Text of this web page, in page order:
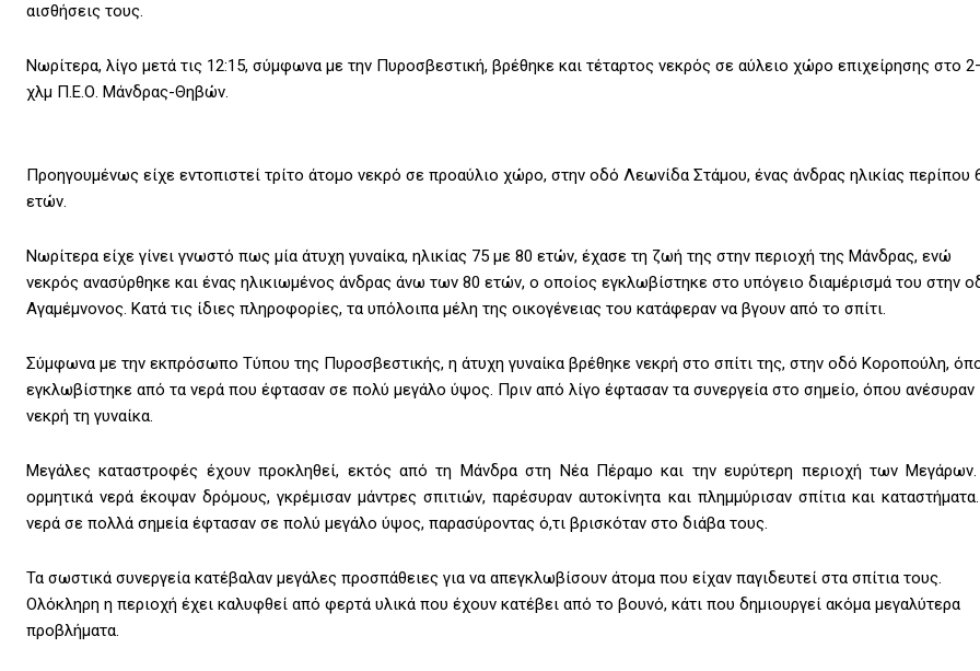
αισθήσεις τους.
Νωρίτερα, λίγο μετά τις 12:15, σύμφωνα με την Πυροσβεστική, βρέθηκε και τέταρτος νεκρός σε αύλειο χώρο επιχείρησης στο
χλμ Π.Ε.Ο. Μάνδρας-Θηβών.
Προηγουμένως είχε εντοπιστεί τρίτο άτομο νεκρό σε προαύλιο χώρο, στην οδό Λεωνίδα Στάμου, ένας άνδρας ηλικίας περίπου
ετών.
Νωρίτερα είχε γίνει γνωστό πως μία άτυχη γυναίκα, ηλικίας 75 με 80 ετών, έχασε τη ζωή της στην περιοχή της Μάνδρας, ενώ
νεκρός ανασύρθηκε και ένας ηλικιωμένος άνδρας άνω των 80 ετών, ο οποίος εγκλωβίστηκε στο υπόγειο διαμέρισμά του στην
Αγαμέμνονος. Κατά τις ίδιες πληροφορίες, τα υπόλοιπα μέλη της οικογένειας του κατάφεραν να βγουν από το σπίτι.
Σύμφωνα με την εκπρόσωπο Τύπου της Πυροσβεστικής, η άτυχη γυναίκα βρέθηκε νεκρή στο σπίτι της, στην οδό Κοροπούλη,
εγκλωβίστηκε από τα νερά που έφτασαν σε πολύ μεγάλο ύψος. Πριν από λίγο έφτασαν τα συνεργεία στο σημείο, όπου ανέσυραν
νεκρή τη γυναίκα.
Μεγάλες καταστροφές έχουν προκληθεί, εκτός από τη Μάνδρα στη Νέα Πέραμο και την ευρύτερη περιοχή των
ορμητικά νερά έκοψαν δρόμους, γκρέμισαν μάντρες σπιτιών, παρέσυραν αυτοκίνητα και πλημμύρισαν σπίτια και
νερά σε πολλά σημεία έφτασαν σε πολύ μεγάλο ύψος, παρασύροντας ό,τι βρισκόταν στο διάβα τους.
Τα σωστικά συνεργεία κατέβαλαν μεγάλες προσπάθειες για να απεγκλωβίσουν άτομα που είχαν παγιδευτεί στα σπίτια τους.
Ολόκληρη η περιοχή έχει καλυφθεί από φερτά υλικά που έχουν κατέβει από το βουνό, κάτι που δημιουργεί ακόμα μεγαλύτερα
προβλήματα.